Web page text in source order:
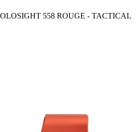
558 ROUGE - TACTICAL